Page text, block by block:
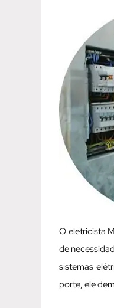
O eletricista
de
sistemas
porte, ele